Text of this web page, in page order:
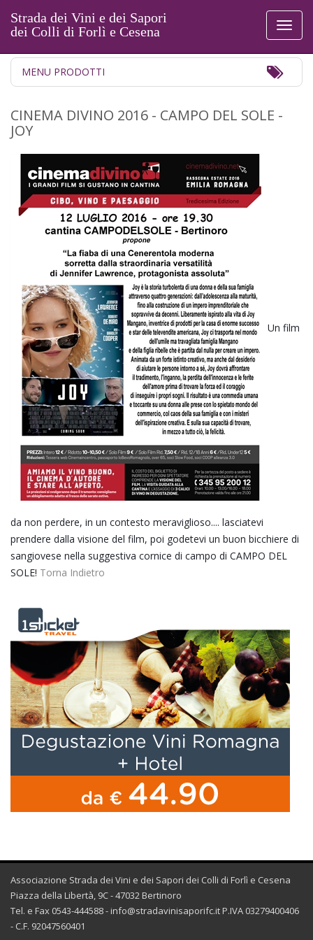
Strada dei Vini e dei Sapori
dei Colli di Forlì e Cesena
MENU PRODOTTI
CINEMA DIVINO 2016 - CAMPO DEL SOLE -
JOY
Un film
da non perdere, in un contesto meraviglioso.... lasciatevi
prendere dalla visione del film, poi godetevi un buon bicchiere di
sangiovese nella suggestiva cornice di campo di CAMPO DEL
SOLE! Torna Indietro
Associazione Strada dei Vini e dei Sapori dei Colli di Forlì e Cesena
Piazza della Libertà, 9C - 47032 Bertinoro
Tel. e Fax 0543-444588 - info@stradavinisaporifc.it P.IVA 03279400406
- C.F. 92047560401